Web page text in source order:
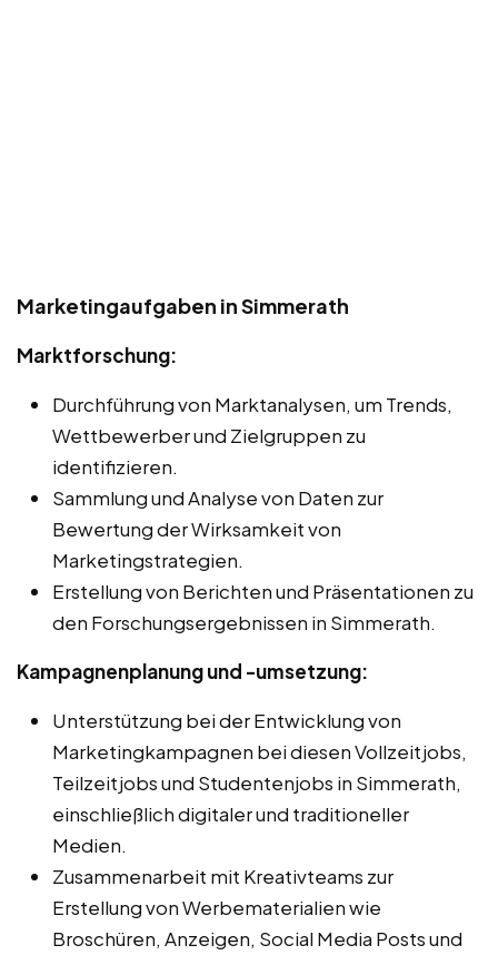
Marketingaufgaben in Simmerath
Marktforschung:
Durchführung von Marktanalysen, um Trends,
Wettbewerber und Zielgruppen zu
identifizieren.
Sammlung und Analyse von Daten zur
Bewertung der Wirksamkeit von
Marketingstrategien.
Erstellung von Berichten und Präsentationen zu
den Forschungsergebnissen in Simmerath.
Kampagnenplanung und -umsetzung:
Unterstützung bei der Entwicklung von
Marketingkampagnen bei diesen Vollzeitjobs,
Teilzeitjobs und Studentenjobs in Simmerath,
einschließlich digitaler und traditioneller
Medien.
Zusammenarbeit mit Kreativteams zur
Erstellung von Werbematerialien wie
Broschüren, Anzeigen, Social Media Posts und